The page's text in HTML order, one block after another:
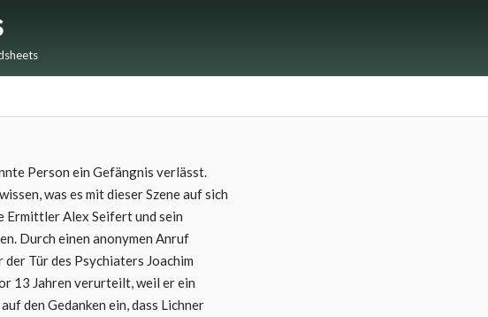
Person ein Gefängnis verlässt.
was es mit dieser Szene auf sich
Ermittler Alex Seifert und sein
Durch einen anonymen Anruf
Tür des Psychiaters Joachim
13 Jahren verurteilt, weil er ein
den Gedanken ein, dass Lichner